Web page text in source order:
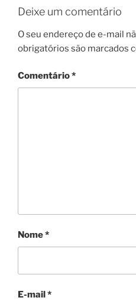
Deixe um comentário
O seu endereço de e-mail
obrigatórios são marcados
Comentário*
Nome*
E-mail *